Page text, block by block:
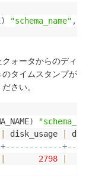
) "schema_name" ,
ォータからのディ
タイムスタンプが
さい。
)
disk_usage
2798